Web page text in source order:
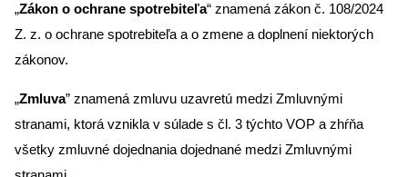
„Zákon o ochrane spotrebiteľa“ znamená zákon č. 108/2024
Z. z. o ochrane spotrebiteľa a o zmene a doplnení niektorých
zákonov.
„Zmluva” znamená zmluvu uzavretú medzi Zmluvnými
stranami, ktorá vznikla v súlade s čl. 3 týchto VOP a zhŕňa
všetky zmluvné dojednania dojednané medzi Zmluvnými